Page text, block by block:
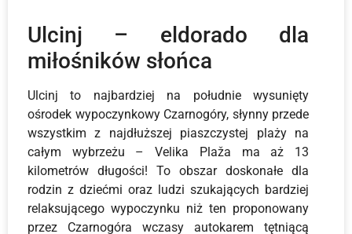
Ulcinj – eldorado dla
miłośników słońca
Ulcinj to najbardziej na południe wysunięty
ośrodek wypoczynkowy Czarnogóry, słynny przede
wszystkim z najdłuższej piaszczystej plaży na
całym wybrzeżu – Velika Plaža ma aż 13
kilometrów długości! To obszar doskonałe dla
rodzin z dziećmi oraz ludzi szukających bardziej
relaksującego wypoczynku niż ten proponowany
przez Czarnogóra wczasy autokarem tętniącą